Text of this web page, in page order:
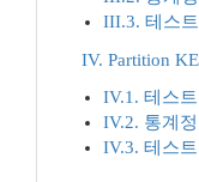
III.3. 테스트
IV. Partition
IV.1. 테스
IV.2. 통계정
IV.3. 테스트